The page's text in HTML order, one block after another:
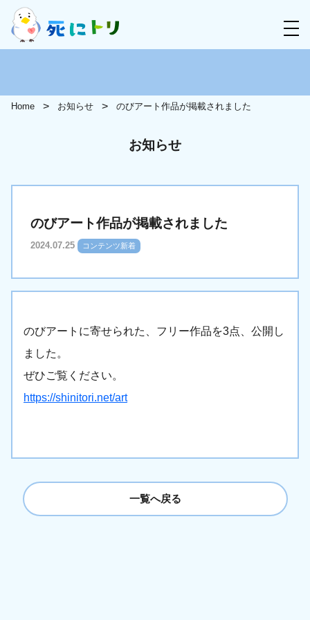
Home お知らせ のびアート作品が掲載されました
お知らせ
のびアート作品が掲載されました
2024.07.25 コンテンツ新着
のびアートに寄せられた、フリー作品を3点、公開し
ました。
ぜひご覧ください。
https://shinitori.net/art
一覧へ戻る